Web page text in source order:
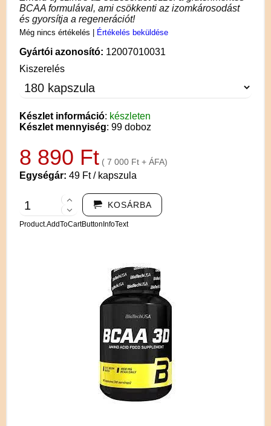
BCAA formulával, ami csökkenti az izomkárosodást
és gyorsítja a regenerációt!
Még nincs értékelés Értékelés beküldése
Gyártói azonosító: 12007010031
Kiszerelés
Készlet információ: készleten
Készlet mennyiség: 99 doboz
8 890 Ft ( 7 000 Ft + ÁFA)
Egységár: 49 Ft / kapszula
KOSÁRBA
Product.AddToCartButtonInfoText